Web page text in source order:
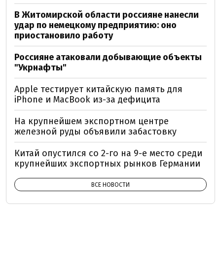
В Житомирской области россияне нанесли
удар по немецкому предприятию: оно
приостановило работу
Россияне атаковали добывающие объекты
"Укрнафты"
Apple тестирует китайскую память для
iPhone и MacBook из-за дефицита
На крупнейшем экспортном центре
железной руды объявили забастовку
Китай опустился со 2-го на 9-е место среди
крупнейших экспортных рынков Германии
ВСЕ НОВОСТИ